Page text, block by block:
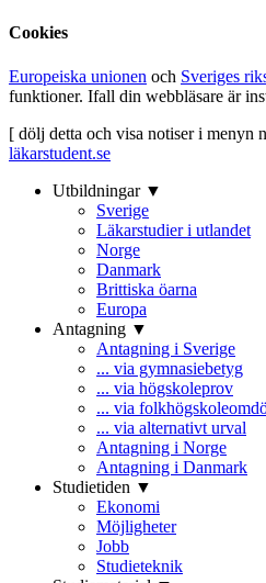
Cookies
Europeiska unionen och Sveriges
funktioner. Ifall din webbläsare är
[ dölj detta och visa notiser i menyn
läkarstudent.se
Utbildningar ▼
Sverige
Läkarstudier i utlandet
Norge
Danmark
Brittiska öarna
Europa
Antagning ▼
Antagning i Sverige
... via gymnasiebetyg
... via högskoleprov
... via
... via alternativt urval
Antagning i Norge
Antagning i Danmark
Studietiden ▼
Ekonomi
Möjligheter
Jobb
Studieteknik